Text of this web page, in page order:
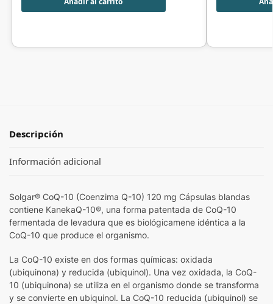
Descripción
Información adicional
Solgar® CoQ-10 (Coenzima Q-10) 120 mg Cápsulas blandas
contiene KanekaQ-10®, una forma patentada de CoQ-10
fermentada de levadura que es biológicamene idéntica a la
CoQ-10 que produce el organismo.
La CoQ-10 existe en dos formas químicas: oxidada
(ubiquinona) y reducida (ubiquinol). Una vez oxidada, la CoQ-
10 (ubiquinona) se utiliza en el organismo donde se transforma
y se convierte en ubiquinol. La CoQ-10 reducida (ubiquinol) se